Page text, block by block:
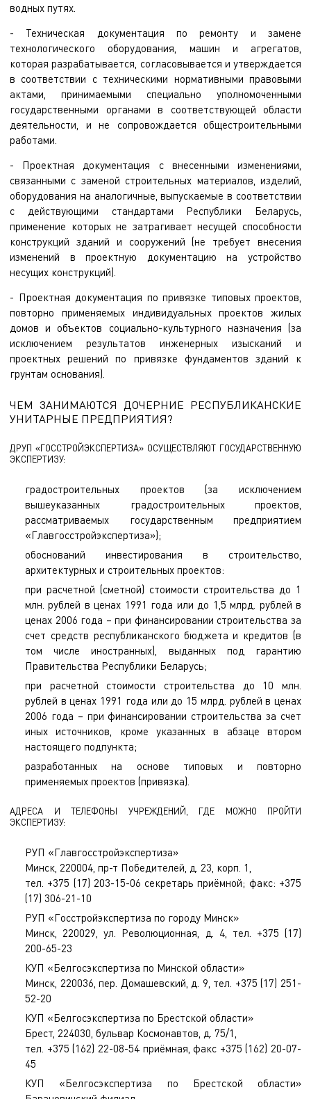
водных путях.
- Техническая документация по ремонту и замене
технологического оборудования, машин и агрегатов,
которая разрабатывается, согласовывается и утверждается
в соответствии с техническими нормативными правовыми
актами, принимаемыми специально уполномоченными
государственными органами в соответствующей области
деятельности, и не сопровождается общестроительными
работами.
- Проектная документация с внесенными изменениями,
связанными с заменой строительных материалов, изделий,
оборудования на аналогичные, выпускаемые в соответствии
с действующими стандартами Республики Беларусь,
применение которых не затрагивает несущей способности
конструкций зданий и сооружений (не требует внесения
изменений в проектную документацию на устройство
несущих конструкций).
- Проектная документация по привязке типовых проектов,
повторно применяемых индивидуальных проектов жилых
домов и объектов социально-культурного назначения (за
исключением результатов инженерных изысканий и
проектных решений по привязке фундаментов зданий к
грунтам основания).
ЧЕМ ЗАНИМАЮТСЯ ДОЧЕРНИЕ РЕСПУБЛИКАНСКИЕ
УНИТАРНЫЕ ПРЕДПРИЯТИЯ?
ДРУП «ГОССТРОЙЭКСПЕРТИЗА» ОСУЩЕСТВЛЯЮТ ГОСУДАРСТВЕННУЮ
ЭКСПЕРТИЗУ:
градостроительных проектов (за исключением
вышеуказанных градостроительных проектов,
рассматриваемых государственным предприятием
«Главгосстройэкспертиза»);
обоснований инвестирования в строительство,
архитектурных и строительных проектов:
при расчетной (сметной) стоимости строительства до 1
млн. рублей в ценах 1991 года или до 1,5 млрд. рублей в
ценах 2006 года – при финансировании строительства за
счет средств республиканского бюджета и кредитов (в
том числе иностранных), выданных под гарантию
Правительства Республики Беларусь;
при расчетной стоимости строительства до 10 млн.
рублей в ценах 1991 года или до 15 млрд. рублей в ценах
2006 года – при финансировании строительства за счет
иных источников, кроме указанных в абзаце втором
настоящего подпункта;
разработанных на основе типовых и повторно
применяемых проектов (привязка).
АДРЕСА И ТЕЛЕФОНЫ УЧРЕЖДЕНИЙ, ГДЕ МОЖНО ПРОЙТИ
ЭКСПЕРТИЗУ:
РУП «Главгосстройэкспертиза»
Минск, 220004, пр-т Победителей, д. 23, корп. 1,
тел. +375 (17) 203-15-06 секретарь приёмной; факс: +375
(17) 306-21-10
РУП «Госстройэкспертиза по городу Минск»
Минск, 220029, ул. Революционная, д. 4, тел. +375 (17)
200-65-23
КУП «Белгосэкспертиза по Минской области»
Минск, 220036, пер. Домашевский, д. 9, тел. +375 (17) 251-
52-20
КУП «Белгосэкспертиза по Брестской области»
Брест, 224030, бульвар Космонавтов, д. 75/1,
тел. +375 (162) 22-08-54 приёмная, факс +375 (162) 20-07-
45
КУП «Белгосэкспертиза по Брестской области»